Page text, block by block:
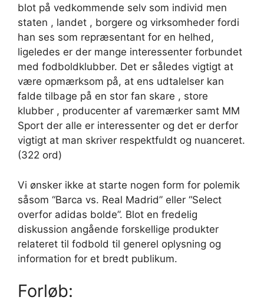
blot på vedkommende selv som individ men
staten , landet , borgere og virksomheder fordi
han ses som repræsentant for en helhed,
ligeledes er der mange interessenter forbundet
med fodboldklubber. Det er således vigtigt at
være opmærksom på, at ens udtalelser kan
falde tilbage på en stor fan skare , store
klubber , producenter af varemærker samt MM
Sport der alle er interessenter og det er derfor
vigtigt at man skriver respektfuldt og nuanceret.
(322 ord)
Vi ønsker ikke at starte nogen form for polemik
såsom “Barca vs. Real Madrid” eller “Select
overfor adidas bolde”. Blot en fredelig
diskussion angående forskellige produkter
relateret til fodbold til generel oplysning og
information for et bredt publikum.
Forløb: